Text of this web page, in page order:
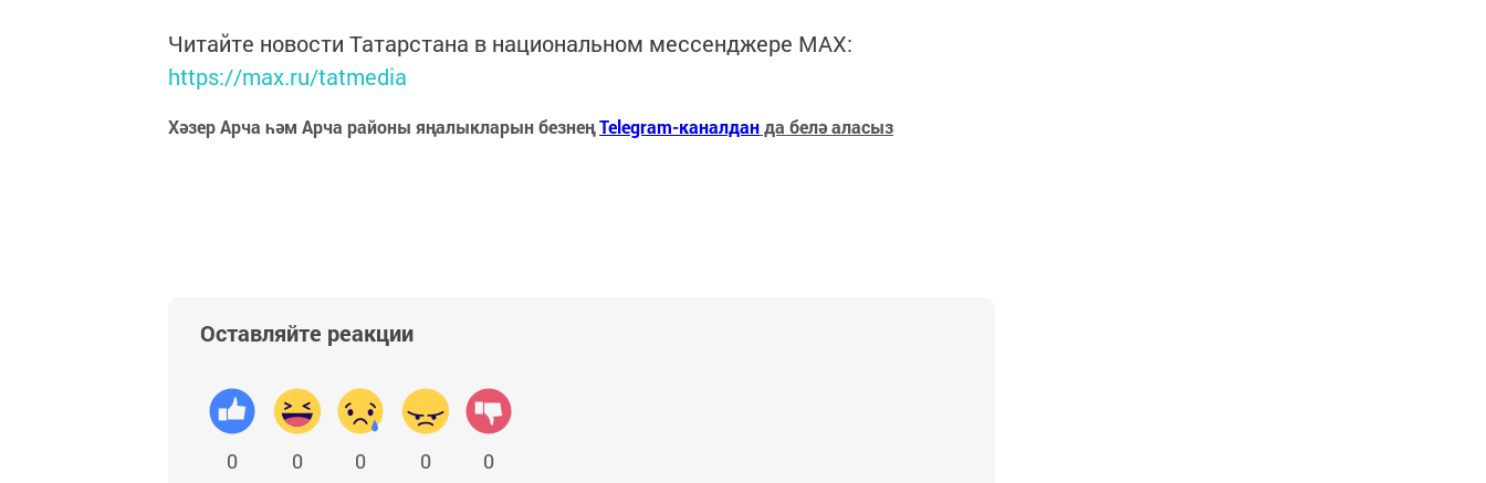
Читайте новости Татарстана в национальном мессенджере MАХ:
https://max.ru/tatmedia
Хәзер Арча һәм Арча районы яңалыкларын безнеңTelegram-каналданда белә аласыз
Оставляйте реакции
0 0 0 0 0